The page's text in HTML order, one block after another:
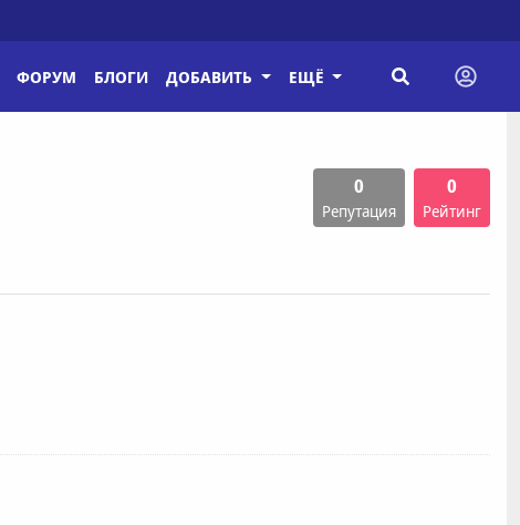
ФОРУМ БЛОГИ ДОБАВИТЬ ЕЩЁ
0
Репутация
0
Рейтинг